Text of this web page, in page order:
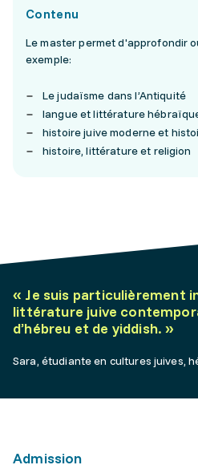
Contenu
Le master permet d'approfondir
exemple:
Le judaïsme dans l’Antiquité
langue et littérature
histoire juive moderne et
histoire, littérature et religion
« Je suis particulièrement
littérature juive
d’hébreu et de yiddish. »
Sara, étudiante en cultures juives,
Admission